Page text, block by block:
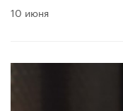
10 июня